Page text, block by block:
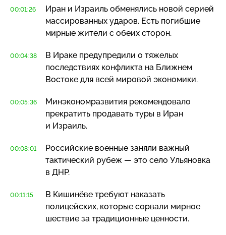
00:01:26
Иран и Израиль обменялись новой серией
массированных ударов. Есть погибшие
мирные жители с обеих сторон.
00:04:38
В Ираке предупредили о тяжелых
последствиях конфликта на Ближнем
Востоке для всей мировой экономики.
00:05:36
Минэкономразвития рекомендовало
прекратить продавать туры в Иран
и Израиль.
00:08:01
Российские военные заняли важный
тактический рубеж — это село Ульяновка
в ДНР.
00:11:15
В Кишинёве требуют наказать
полицейских, которые сорвали мирное
шествие за традиционные ценности.